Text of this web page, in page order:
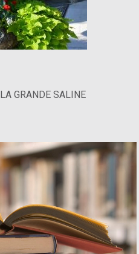
LA GRANDE SALINE